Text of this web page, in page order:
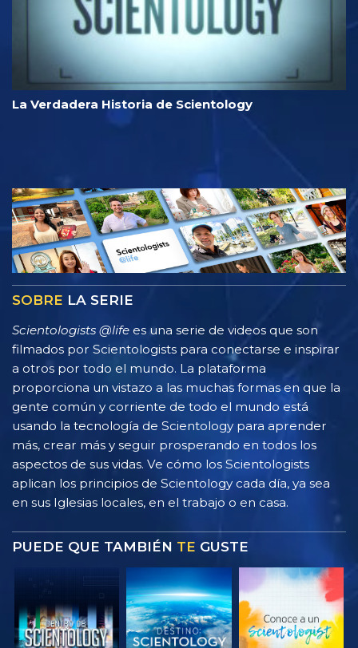
La Verdadera Historia de Scientology
SOBRE LA SERIE
Scientologists @life es una serie de videos que son
filmados por Scientologists para conectarse e inspirar
a otros por todo el mundo. La plataforma
proporciona un vistazo a las muchas formas en que la
gente común y corriente de todo el mundo está
usando la tecnología de Scientology para aprender
más, crear más y seguir prosperando en todos los
aspectos de sus vidas. Ve cómo los Scientologists
aplican los principios de Scientology cada día, ya sea
en sus Iglesias locales, en el trabajo o en casa.
PUEDE QUE TAMBIÉN TE GUSTE